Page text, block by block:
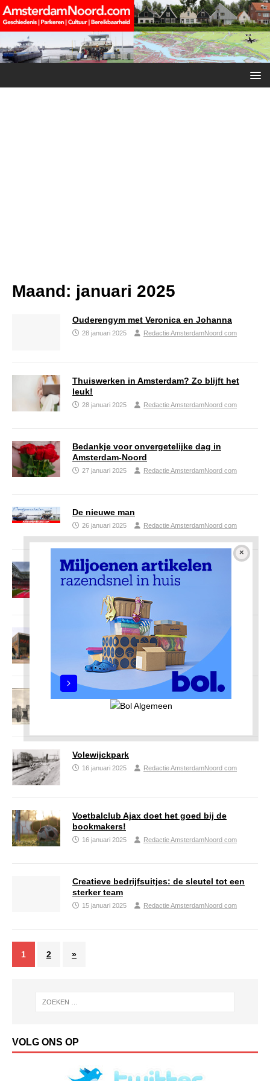
Maand: januari 2025
Ouderengym met Veronica en Johanna
28 januari 2025 Redactie AmsterdamNoord com
Thuiswerken in Amsterdam? Zo blijft het
leuk!
28 januari 2025 Redactie AmsterdamNoord com
Bedankje voor onvergetelijke dag in
Amsterdam-Noord
27 januari 2025 Redactie AmsterdamNoord com
De nieuwe man
26 januari 2025 Redactie AmsterdamNoord com
De geschiedenis van Ajax Amsterdam: 125
jaar traditie
NDSM werf
21 januari 2025 Redactie AmsterdamNoord com
Hangen
20 januari 2025 Redactie AmsterdamNoord com
Volewijckpark
16 januari 2025 Redactie AmsterdamNoord com
Voetbalclub Ajax doet het goed bij de
bookmakers!
16 januari 2025 Redactie AmsterdamNoord com
Creatieve bedrijfsuitjes: de sleutel tot een
sterker team
15 januari 2025 Redactie AmsterdamNoord com
1 2 »
VOLG ONS OP